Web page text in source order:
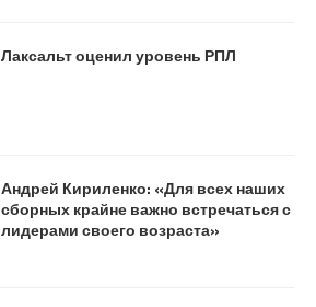
Лаксальт оценил уровень РПЛ
Андрей Кириленко: «Для всех наших
сборных крайне важно встречаться с
лидерами своего возраста»